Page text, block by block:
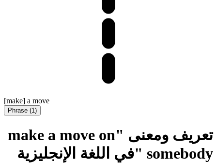
[make] a move
Phrase (1)
تعريف ومعنى "make a move on
somebody "في اللغة الإنجليزية